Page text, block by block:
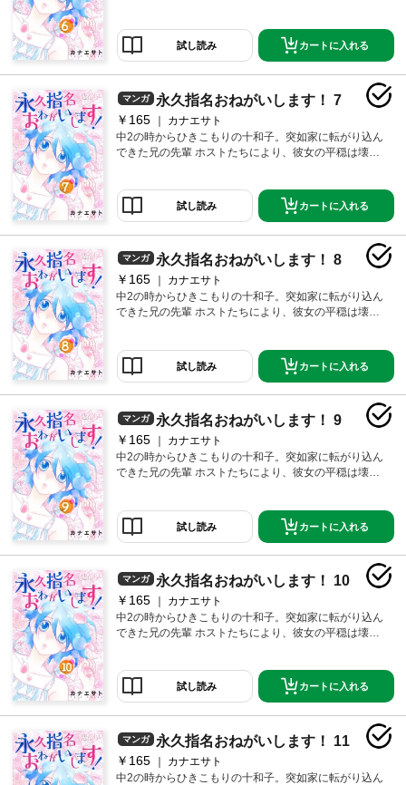
「永久指名おねがいします！【特装版】」第2巻に収録
されています。
試し読み カートに入れる
マンガ 永久指名おねがいします！ 7
￥165
カナエサト
中2の時からひきこもりの十和子。突如家に転がり込ん
できた兄の先輩 ホストたちにより、彼女の平穏は壊さ
「永久指名おねがいします！【特装版】」第2巻に収録
されています。
試し読み カートに入れる
マンガ 永久指名おねがいします！ 8
￥165
カナエサト
中2の時からひきこもりの十和子。突如家に転がり込ん
できた兄の先輩 ホストたちにより、彼女の平穏は壊さ
「永久指名おねがいします！【特装版】」第2巻に収録
されています。
試し読み カートに入れる
マンガ 永久指名おねがいします！ 9
￥165
カナエサト
中2の時からひきこもりの十和子。突如家に転がり込ん
できた兄の先輩 ホストたちにより、彼女の平穏は壊さ
「永久指名おねがいします！【特装版】」第2巻に収録
されています。
試し読み カートに入れる
マンガ 永久指名おねがいします！ 10
￥165
カナエサト
中2の時からひきこもりの十和子。突如家に転がり込ん
できた兄の先輩 ホストたちにより、彼女の平穏は壊さ
「永久指名おねがいします！【特装版】」第2巻に収録
されています。
試し読み カートに入れる
マンガ 永久指名おねがいします！ 11
￥165
カナエサト
中2の時からひきこもりの十和子。突如家に転がり込ん